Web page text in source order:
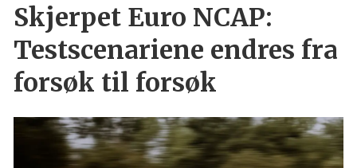
Skjerpet Euro NCAP:
Testscenariene endres fra
forsøk til forsøk